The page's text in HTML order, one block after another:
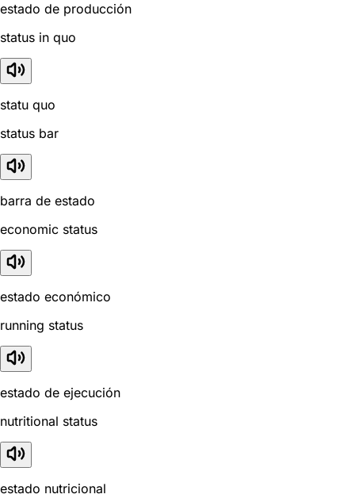
estado de producción
status in quo
statu quo
status bar
barra de estado
economic status
estado económico
running status
estado de ejecución
nutritional status
estado nutricional